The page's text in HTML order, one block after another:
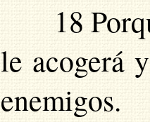
18
le acogerá
enemigos.